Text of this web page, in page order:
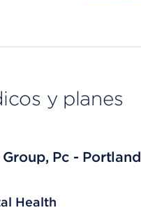
y planes
Pc - Portland
Health